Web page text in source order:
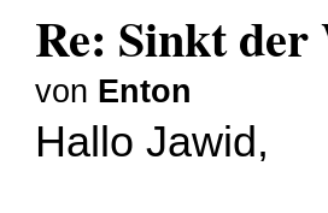
Re: Sinkt der
von Enton
Hallo Jawid,